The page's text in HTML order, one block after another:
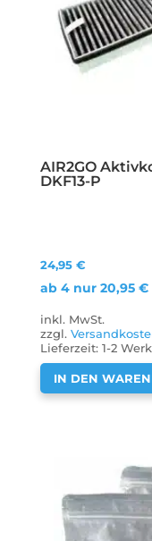
AIR2GO
DKF13-P
24,95€
ab 4 nur20,95€
inkl. MwSt.
zzgl.
Lieferzeit:1-2
IN DEN